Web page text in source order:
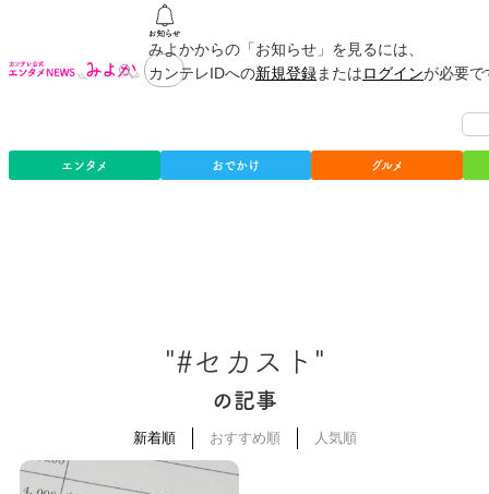
みよかからの「お知らせ」を見るには、
カンテレIDへの新規登録またはログインが必要
エンタメ おでかけ グルメ
"#セカスト"
の記事
新着順 おすすめ順 人気順